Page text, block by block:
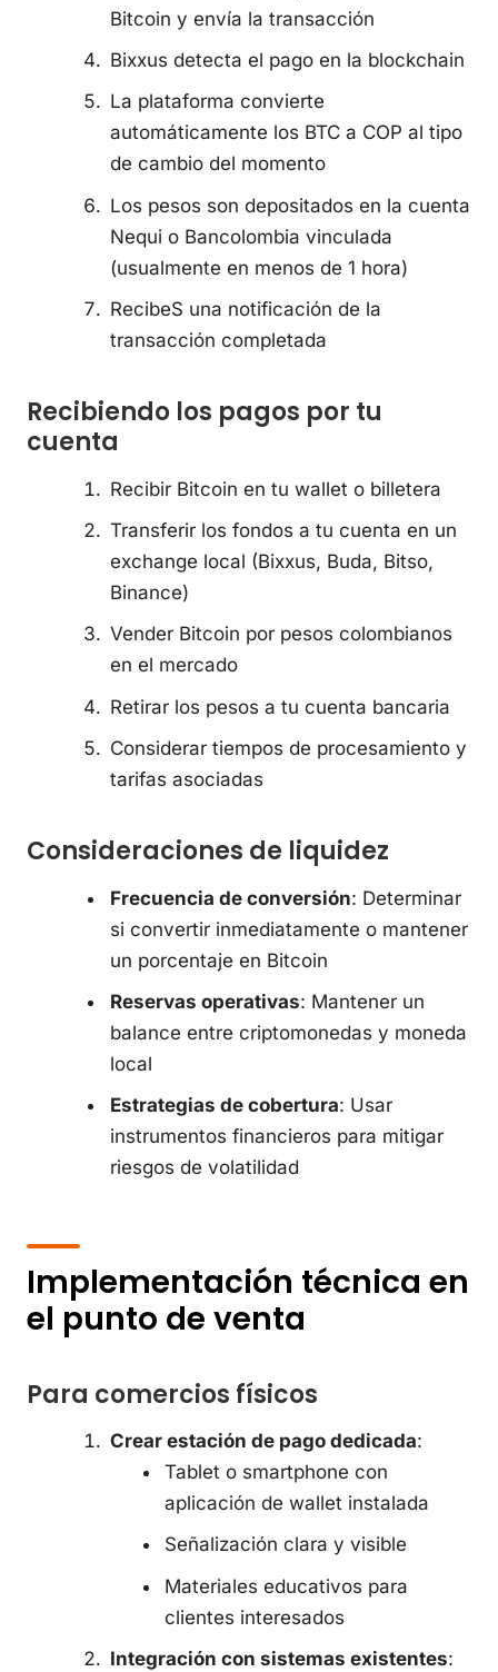
Bitcoin y envía la transacción
Bixxus detecta el pago en la blockchain
La plataforma convierte
automáticamente los BTC a COP al tipo
de cambio del momento
Los pesos son depositados en la cuenta
Nequi o Bancolombia vinculada
(usualmente en menos de 1 hora)
RecibeS una notificación de la
transacción completada
Recibiendo los pagos por tu
cuenta
Recibir Bitcoin en tu wallet o billetera
Transferir los fondos a tu cuenta en un
exchange local (Bixxus, Buda, Bitso,
Binance)
Vender Bitcoin por pesos colombianos
en el mercado
Retirar los pesos a tu cuenta bancaria
Considerar tiempos de procesamiento y
tarifas asociadas
Consideraciones de liquidez
Frecuencia de conversión: Determinar
si convertir inmediatamente o mantener
un porcentaje en Bitcoin
Reservas operativas: Mantener un
balance entre criptomonedas y moneda
local
Estrategias de cobertura: Usar
instrumentos financieros para mitigar
riesgos de volatilidad
Implementación técnica en
el punto de venta
Para comercios físicos
Crear estación de pago dedicada:
Tablet o smartphone con
aplicación de wallet instalada
Señalización clara y visible
Materiales educativos para
clientes interesados
Integración con sistemas existentes: